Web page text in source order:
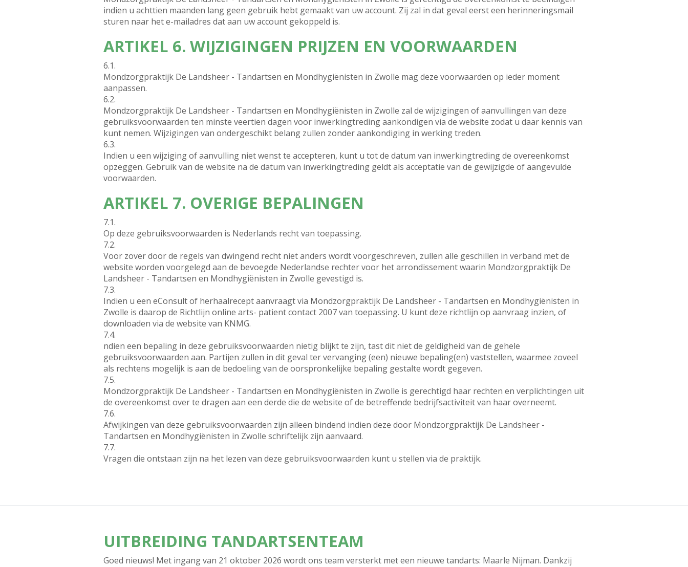
indien u achttien maanden lang geen gebruik hebt gemaakt van uw account. Zij zal in dat geval eerst een herinneringsmail
sturen naar het e-mailadres dat aan uw account gekoppeld is.
ARTIKEL 6. WIJZIGINGEN PRIJZEN EN VOORWAARDEN
6.1.
Mondzorgpraktijk De Landsheer - Tandartsen en Mondhygiënisten in Zwolle mag deze voorwaarden op ieder moment
aanpassen.
6.2.
Mondzorgpraktijk De Landsheer - Tandartsen en Mondhygiënisten in Zwolle zal de wijzigingen of aanvullingen van deze
gebruiksvoorwaarden ten minste veertien dagen voor inwerkingtreding aankondigen via de website zodat u daar kennis van
kunt nemen. Wijzigingen van ondergeschikt belang zullen zonder aankondiging in werking treden.
6.3.
Indien u een wijziging of aanvulling niet wenst te accepteren, kunt u tot de datum van inwerkingtreding de overeenkomst
opzeggen. Gebruik van de website na de datum van inwerkingtreding geldt als acceptatie van de gewijzigde of aangevulde
voorwaarden.
ARTIKEL 7. OVERIGE BEPALINGEN
7.1.
Op deze gebruiksvoorwaarden is Nederlands recht van toepassing.
7.2.
Voor zover door de regels van dwingend recht niet anders wordt voorgeschreven, zullen alle geschillen in verband met de
website worden voorgelegd aan de bevoegde Nederlandse rechter voor het arrondissement waarin Mondzorgpraktijk De
Landsheer - Tandartsen en Mondhygiënisten in Zwolle gevestigd is.
7.3.
Indien u een eConsult of herhaalrecept aanvraagt via Mondzorgpraktijk De Landsheer - Tandartsen en Mondhygiënisten in
Zwolle is daarop de Richtlijn online arts- patient contact 2007 van toepassing. U kunt deze richtlijn op aanvraag inzien, of
downloaden via de website van KNMG.
7.4.
ndien een bepaling in deze gebruiksvoorwaarden nietig blijkt te zijn, tast dit niet de geldigheid van de gehele
gebruiksvoorwaarden aan. Partijen zullen in dit geval ter vervanging (een) nieuwe bepaling(en) vaststellen, waarmee zoveel
als rechtens mogelijk is aan de bedoeling van de oorspronkelijke bepaling gestalte wordt gegeven.
7.5.
Mondzorgpraktijk De Landsheer - Tandartsen en Mondhygiënisten in Zwolle is gerechtigd haar rechten en verplichtingen uit
de overeenkomst over te dragen aan een derde die de website of de betreffende bedrijfsactiviteit van haar overneemt.
7.6.
Afwijkingen van deze gebruiksvoorwaarden zijn alleen bindend indien deze door Mondzorgpraktijk De Landsheer -
Tandartsen en Mondhygiënisten in Zwolle schriftelijk zijn aanvaard.
7.7.
Vragen die ontstaan zijn na het lezen van deze gebruiksvoorwaarden kunt u stellen via de praktijk.
UITBREIDING TANDARTSENTEAM
Goed nieuws! Met ingang van 21 oktober 2026 wordt ons team versterkt met een nieuwe tandarts: Maarle Nijman. Dankzij